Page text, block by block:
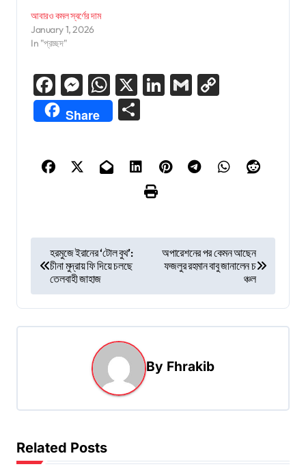
আবারও কমল স্বর্ণের দাম
January 1, 2026
In "প্রচ্ছদ"
Facebook
Messenger
WhatsApp
X LinkedIn
Gmail
Share
o
s
t
i
a
হরমুজে ইরানের ‘টোল বুথ’:
চীনা মুদ্রায় ফি দিয়ে চলছে
তেলবাহী জাহাজ
অপারেশনের পর কেমন আছেন
ফজলুর রহমান বাবু জানালেন চ
ঞ্চল
By Fhrakib
Related Posts